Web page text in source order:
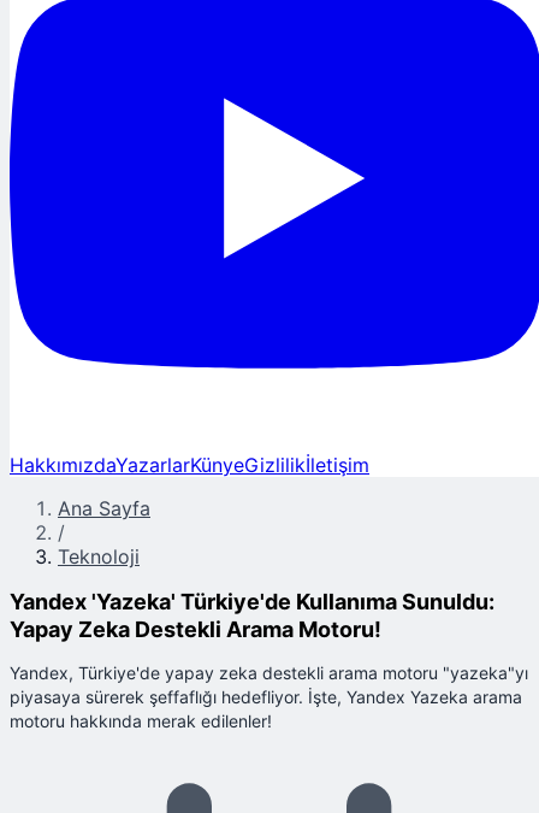
HakkımızdaYazarlarKünyeGizlilikİletişim
Ana Sayfa
/
Teknoloji
Yandex 'Yazeka' Türkiye'de Kullanıma Sunuldu:
Yapay Zeka Destekli Arama Motoru!
Yandex, Türkiye'de yapay zeka destekli arama motoru "yazeka"yı
piyasaya sürerek şeffaflığı hedefliyor. İşte, Yandex Yazeka arama
motoru hakkında merak edilenler!